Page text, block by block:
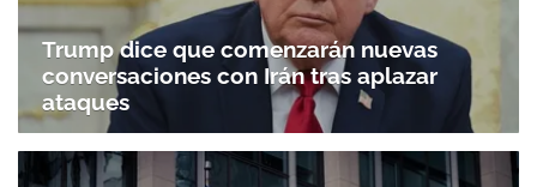
Trump dice que comenzarán nuevas
conversaciones con Irán tras aplazar
ataques